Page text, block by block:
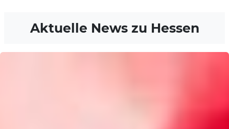
Aktuelle News zu Hessen